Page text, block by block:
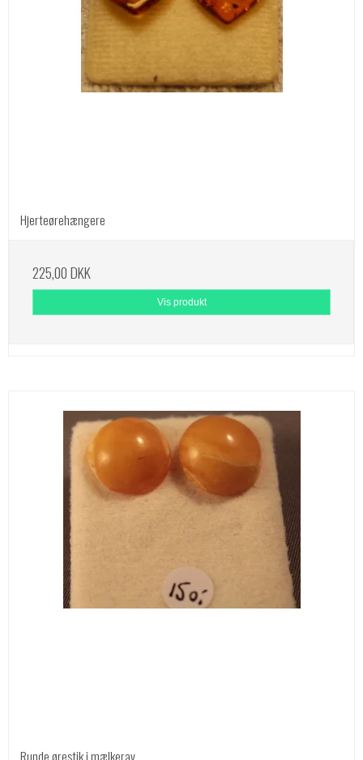
Hjerteørehængere
225,00 DKK
Vis produkt
Runde ørestik i mælkerav